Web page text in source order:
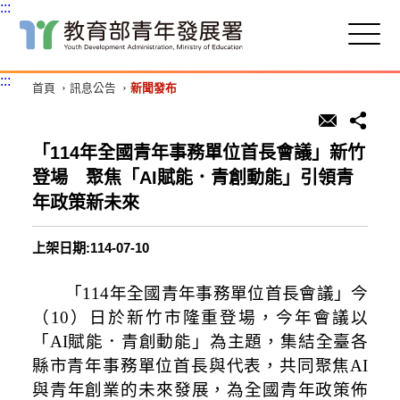
主
要
:::
::: 首頁 訊息公告 新聞發布
「114年全國青年事務單位首長會議」新竹
登場 聚焦「AI賦能．青創動能」引領青
年政策新未來
上架日期:114-07-10
「114年全國青年事務單位首長會議」今
（10）日於新竹市隆重登場，今年會議以
「AI賦能．青創動能」為主題，集結全臺各
縣市青年事務單位首長與代表，共同聚焦AI
與青年創業的未來發展，為全國青年政策佈